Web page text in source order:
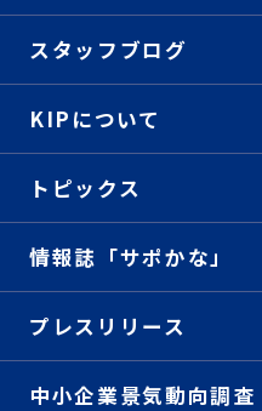
スタッフブログ
KIPについて
トピックス
情報誌「サポかな」
プレスリリース
中小企業景気動向調査